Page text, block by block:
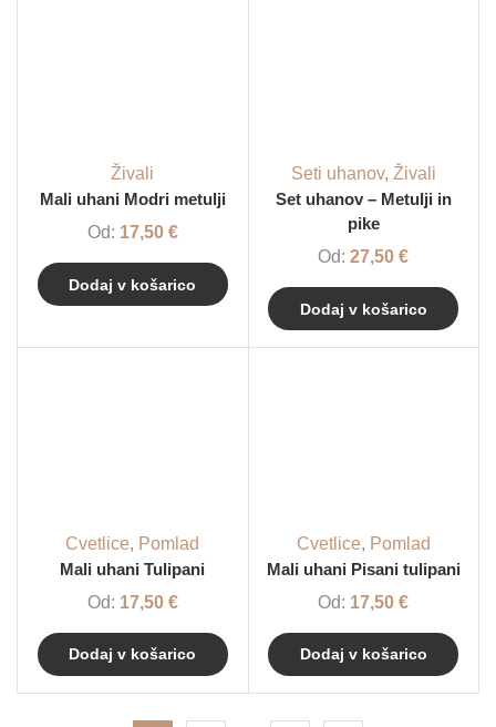
Živali
Mali uhani Modri metulji
Od: 17,50 €
Dodaj v košarico
Seti uhanov, Živali
Set uhanov – Metulji in
pike
Od:27,50€
Dodaj v košarico
Cvetlice, Pomlad
Mali uhani Tulipani
Od: 17,50 €
Dodaj v košarico
Cvetlice, Pomlad
Mali uhani Pisani tulipani
Od: 17,50€
Dodaj v košarico